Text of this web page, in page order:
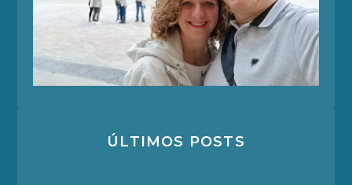
ÚLTIMOS POSTS